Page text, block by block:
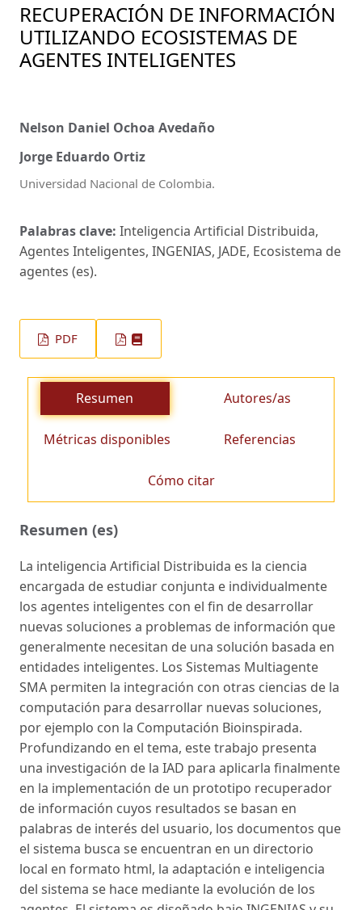
RECUPERACIÓN DE INFORMACIÓN
UTILIZANDO ECOSISTEMAS DE
AGENTES INTELIGENTES
Nelson Daniel Ochoa Avedaño
Jorge Eduardo Ortiz
Universidad Nacional de Colombia.
Palabras clave: Inteligencia Artificial Distribuida,
Agentes Inteligentes, INGENIAS, JADE, Ecosistema de
agentes (es).
PDF
Resumen Autores/as
Métricas disponibles Referencias
Cómo citar
Resumen (es)
La inteligencia Artificial Distribuida es la ciencia
encargada de estudiar conjunta e individualmente
los agentes inteligentes con el fin de desarrollar
nuevas soluciones a problemas de información que
generalmente necesitan de una solución basada en
entidades inteligentes. Los Sistemas Multiagente
SMA permiten la integración con otras ciencias de la
computación para desarrollar nuevas soluciones,
por ejemplo con la Computación Bioinspirada.
Profundizando en el tema, este trabajo presenta
una investigación de la IAD para aplicarla finalmente
en la implementación de un prototipo recuperador
de información cuyos resultados se basan en
palabras de interés del usuario, los documentos que
el sistema busca se encuentran en un directorio
local en formato html, la adaptación e inteligencia
del sistema se hace mediante la evolución de los